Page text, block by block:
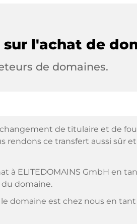
l'achat de
de domaines.
de titulaire et de
ce transfert aussi sûr
à ELITEDOMAINS GmbH en
domaine.
domaine est chez nous en